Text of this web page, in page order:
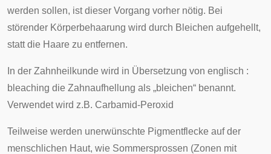
werden sollen, ist dieser Vorgang vorher nötig. Bei
störender Körperbehaarung wird durch Bleichen aufgehellt,
statt die Haare zu entfernen.
In der Zahnheilkunde wird in Übersetzung von englisch :
bleaching die Zahnaufhellung als „bleichen“ benannt.
Verwendet wird z.B. Carbamid-Peroxid
Teilweise werden unerwünschte Pigmentflecke auf der
menschlichen Haut, wie Sommersprossen (Zonen mit